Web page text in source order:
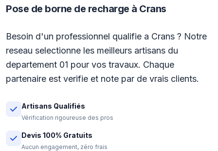
Pose de borne de recharge à Crans
Besoin d'un professionnel qualifie a Crans ? Notre
reseau selectionne les meilleurs artisans du
departement 01 pour vos travaux. Chaque
partenaire est verifie et note par de vrais clients.
Artisans Qualifiés
Vérification rigoureuse des pros
Devis 100% Gratuits
Aucun engagement, zéro frais